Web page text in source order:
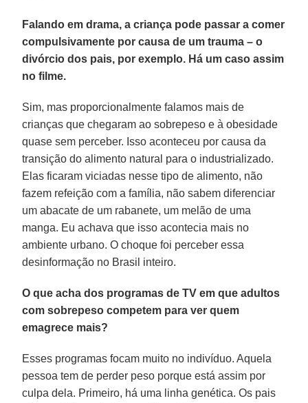
Falando em drama, a criança pode passar a comer
compulsivamente por causa de um trauma – o
divórcio dos pais, por exemplo. Há um caso assim
no filme.
Sim, mas proporcionalmente falamos mais de
crianças que chegaram ao sobrepeso e à obesidade
quase sem perceber. Isso aconteceu por causa da
transição do alimento natural para o industrializado.
Elas ficaram viciadas nesse tipo de alimento, não
fazem refeição com a família, não sabem diferenciar
um abacate de um rabanete, um melão de uma
manga. Eu achava que isso acontecia mais no
ambiente urbano. O choque foi perceber essa
desinformação no Brasil inteiro.
O que acha dos programas de TV em que adultos
com sobrepeso competem para ver quem
emagrece mais?
Esses programas focam muito no indivíduo. Aquela
pessoa tem de perder peso porque está assim por
culpa dela. Primeiro, há uma linha genética. Os pais